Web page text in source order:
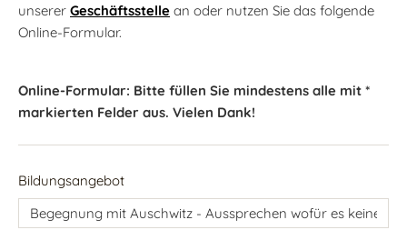
unserer Geschäftsstelle an oder nutzen Sie das folgende
Online-Formular.
Online-Formular: Bitte füllen Sie mindestens alle mit *
markierten Felder aus. Vielen Dank!
Bildungsangebot